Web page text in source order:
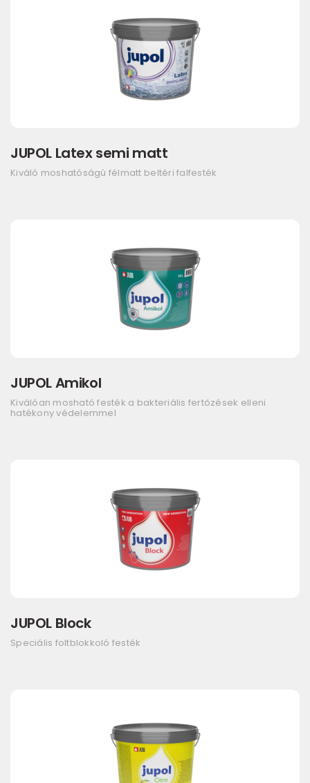
JUPOL Latex semi matt
Kiváló moshatóságú félmatt beltéri falfesték
JUPOL Amikol
Kiválóan mosható festék a bakteriális fertőzések elleni
hatékony védelemmel
JUPOL Block
Speciális foltblokkoló festék